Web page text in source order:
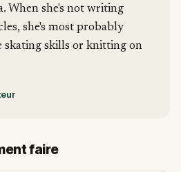
When she's not writing
she's most probably
skating skills or knitting on
faire